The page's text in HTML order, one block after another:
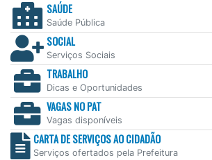
SAÚDE
Saúde Pública
SOCIAL
Serviços Sociais
TRABALHO
Dicas e Oportunidades
VAGAS NO PAT
Vagas disponíveis
CARTA DE SERVIÇOS AO CIDADÃO
Serviços ofertados pela Prefeitura